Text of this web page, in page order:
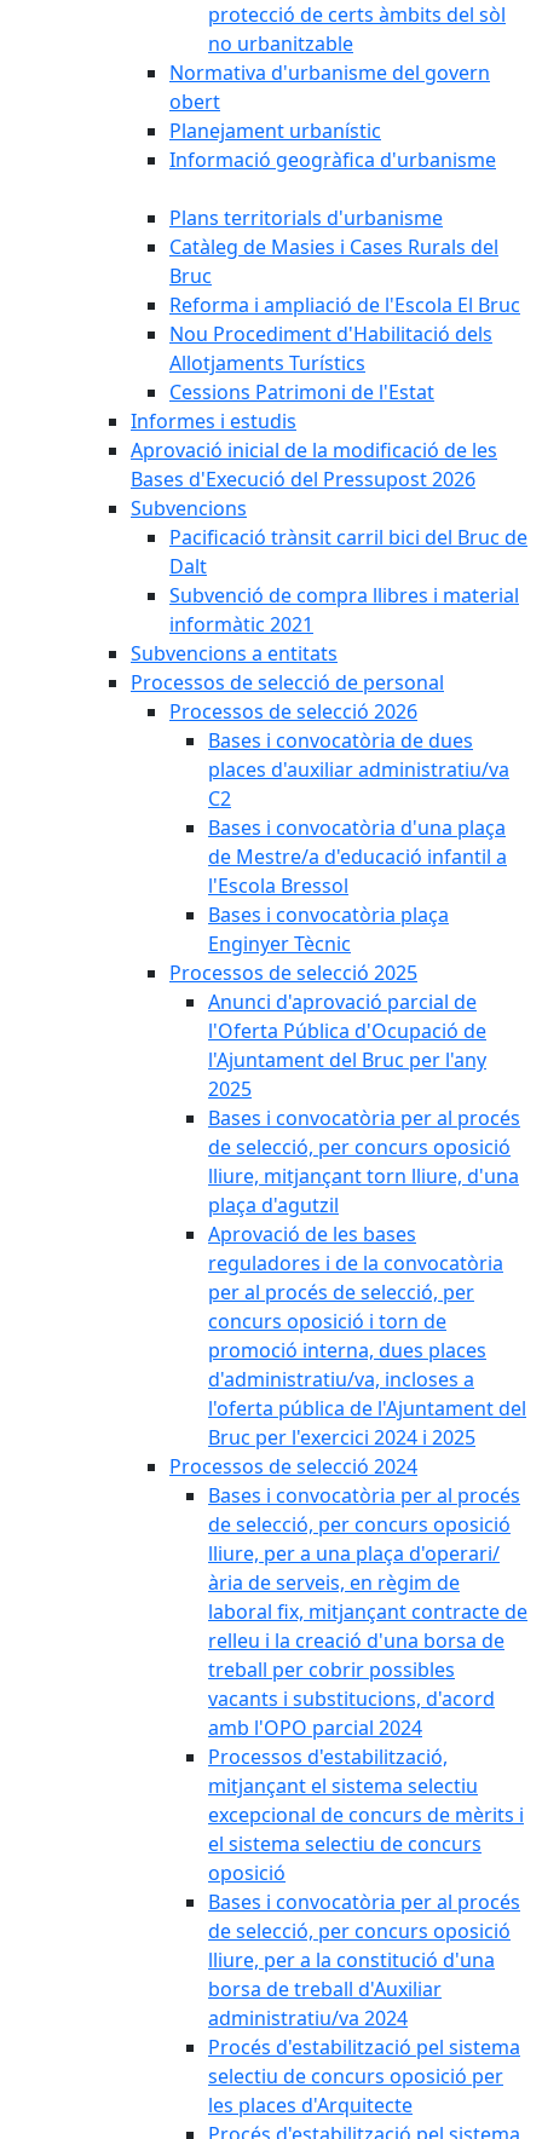
protecció de certs àmbits del sòl
no urbanitzable
Normativa d'urbanisme del govern
obert
Planejament urbanístic
Informació geogràfica d'urbanisme
Plans territorials d'urbanisme
Catàleg de Masies i Cases Rurals del
Bruc
Reforma i ampliació de l'Escola El Bruc
Nou Procediment d'Habilitació dels
Allotjaments Turístics
Cessions Patrimoni de l'Estat
Informes i estudis
Aprovació inicial de la modificació de les
Bases d'Execució del Pressupost 2026
Subvencions
Pacificació trànsit carril bici del Bruc de
Dalt
Subvenció de compra llibres i material
informàtic 2021
Subvencions a entitats
Processos de selecció de personal
Processos de selecció 2026
Bases i convocatòria de dues
places d'auxiliar administratiu/va
C2
Bases i convocatòria d'una plaça
de Mestre/a d'educació infantil a
l'Escola Bressol
Bases i convocatòria plaça
Enginyer Tècnic
Processos de selecció 2025
Anunci d'aprovació parcial de
l'Oferta Pública d'Ocupació de
l'Ajuntament del Bruc per l'any
2025
Bases i convocatòria per al procés
de selecció, per concurs oposició
lliure, mitjançant torn lliure, d'una
plaça d'agutzil
Aprovació de les bases
reguladores i de la convocatòria
per al procés de selecció, per
concurs oposició i torn de
promoció interna, dues places
d'administratiu/va, incloses a
l'oferta pública de l'Ajuntament del
Bruc per l'exercici 2024 i 2025
Processos de selecció 2024
Bases i convocatòria per al procés
de selecció, per concurs oposició
lliure, per a una plaça d'operari/
ària de serveis, en règim de
laboral fix, mitjançant contracte de
relleu i la creació d'una borsa de
treball per cobrir possibles
vacants i substitucions, d'acord
amb l'OPO parcial 2024
Processos d'estabilització,
mitjançant el sistema selectiu
excepcional de concurs de mèrits i
el sistema selectiu de concurs
oposició
Bases i convocatòria per al procés
de selecció, per concurs oposició
lliure, per a la constitució d'una
borsa de treball d'Auxiliar
administratiu/va 2024
Procés d'estabilització pel sistema
selectiu de concurs oposició per
les places d'Arquitecte